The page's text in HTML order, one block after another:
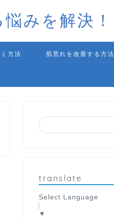
みを解決！
方法 肌荒れを改善する方法
translate
Select Language
▼